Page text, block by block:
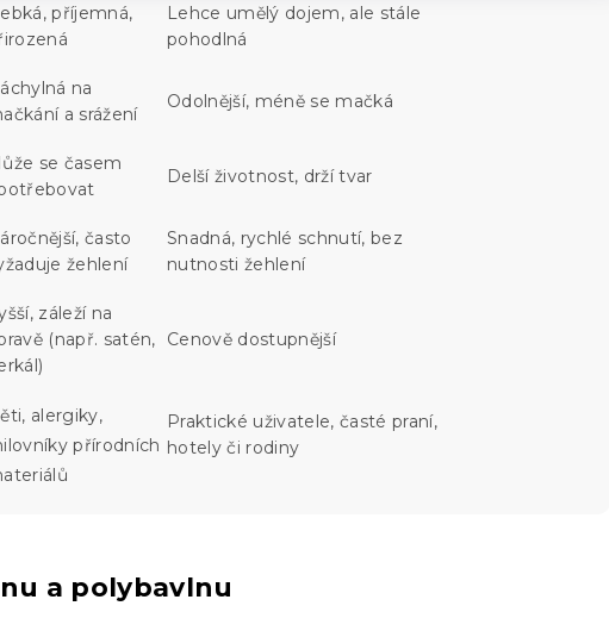
příjemná,
Lehce umělý dojem, ale stále
pohodlná
na
a srážení
Odolnější, méně se mačká
se časem
Delší životnost, drží tvar
často
žehlení
Snadná, rychlé schnutí, bez
nutnosti žehlení
záleží na
(např. satén,
Cenově dostupnější
alergiky,
přírodních
Praktické uživatele, časté praní,
hotely či rodiny
a polybavlnu